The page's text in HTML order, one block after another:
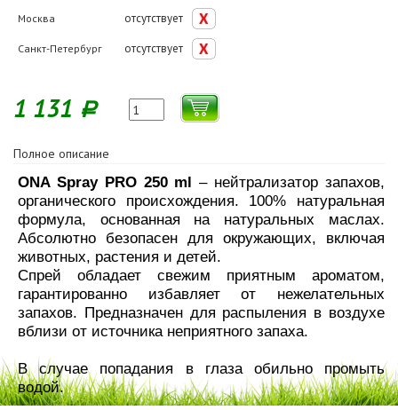
Москва отсутствует
Санкт-Петербург отсутствует
1 131 Р
Полное описание
ONA Spray PRO 250 ml – нейтрализатор запахов,
органического происхождения. 100% натуральная
формула, основанная на натуральных маслах.
Абсолютно безопасен для окружающих, включая
животных, растения и детей.
Спрей обладает свежим приятным ароматом,
гарантированно избавляет от нежелательных
запахов. Предназначен для распыления в воздухе
вблизи от источника неприятного запаха.
В случае попадания в глаза обильно промыть
водой.